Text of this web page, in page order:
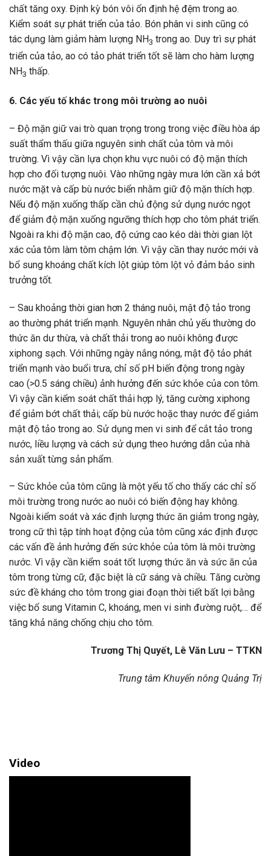
chất tăng oxy. Định kỳ bón vôi ổn định hệ đệm trong ao.
Kiểm soát sự phát triển của tảo. Bón phân vi sinh cũng có
tác dụng làm giảm hàm lượng NH3 trong ao. Duy trì sự phát
triển của tảo, ao có tảo phát triển tốt sẽ làm cho hàm lượng
NH3 thấp.
6. Các yếu tố khác trong môi trường ao nuôi
– Độ mặn giữ vai trò quan trọng trong trong việc điều hòa áp
suất thẩm thấu giữa nguyên sinh chất của tôm và môi
trường. Vì vậy cần lựa chọn khu vực nuôi có độ mặn thích
hợp cho đối tượng nuôi. Vào những ngày mưa lớn cần xả bớt
nước mặt và cấp bù nước biển nhằm giữ độ mặn thích hợp.
Nếu độ mặn xuống thấp cần chủ động sử dụng nước ngọt
để giảm độ mặn xuống ngưỡng thích hợp cho tôm phát triển.
Ngoài ra khi độ mặn cao, độ cứng cao kéo dài thời gian lột
xác của tôm làm tôm chậm lớn. Vì vậy cần thay nước mới và
bổ sung khoáng chất kích lột giúp tôm lột vỏ đảm bảo sinh
trưởng tốt.
– Sau khoảng thời gian hơn 2 tháng nuôi, mật độ tảo trong
ao thường phát triển mạnh. Nguyên nhân chủ yếu thường do
thức ăn dư thừa, và chất thải trong ao nuôi không được
xiphong sạch. Với những ngày nắng nóng, mật độ tảo phát
triển mạnh vào buổi trưa, chỉ số pH biến động trong ngày
cao (>0.5 sáng chiều) ảnh hưởng đến sức khỏe của con tôm.
Vì vậy cần kiểm soát chất thải hợp lý, tăng cường xiphong
để giảm bớt chất thải; cấp bù nước hoặc thay nước để giảm
mật độ tảo trong ao. Sử dụng men vi sinh để cắt tảo trong
nước, liều lượng và cách sử dụng theo hướng dẫn của nhà
sản xuất từng sản phẩm.
– Sức khỏe của tôm cũng là một yếu tố cho thấy các chỉ số
môi trường trong nước ao nuôi có biến động hay không.
Ngoài kiểm soát và xác định lượng thức ăn giảm trong ngày,
trong cữ thì tập tính hoạt động của tôm cũng xác định được
các vấn đề ảnh hưởng đến sức khỏe của tôm là môi trường
nước. Vì vậy cần kiểm soát tốt lượng thức ăn và sức ăn của
tôm trong từng cữ, đặc biệt là cữ sáng và chiều. Tăng cường
sức đề kháng cho tôm trong giai đoạn thời tiết bất lợi bằng
việc bổ sung Vitamin C, khoáng, men vi sinh đường ruột,… để
tăng khả năng chống chịu cho tôm.
Trương Thị Quyết, Lê Văn Lưu – TTKN
Trung tâm Khuyến nông Quảng Trị
Video